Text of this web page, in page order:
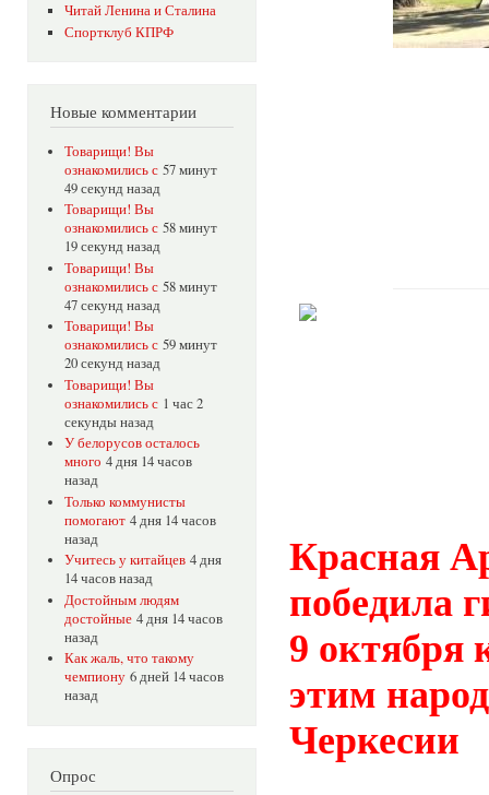
Читай Ленина и Сталина
Спортклуб КПРФ
Новые комментарии
Товарищи! Вы
ознакомились с 57 минут
49 секунд назад
Товарищи! Вы
ознакомились с 58 минут
19 секунд назад
Товарищи! Вы
ознакомились с 58 минут
47 секунд назад
Товарищи! Вы
ознакомились с 59 минут
20 секунд назад
Товарищи! Вы
ознакомились с 1 час 2
секунды назад
У белорусов осталось
много 4 дня 14 часов
назад
Только коммунисты
помогают 4 дня 14 часов
назад
Учитесь у китайцев 4 дня
14 часов назад
Достойным людям
достойные 4 дня 14 часов
назад
Как жаль, что такому
чемпиону 6 дней 14 часов
назад
Опрос
Красная
победила
9 октября
этим
Черкесии